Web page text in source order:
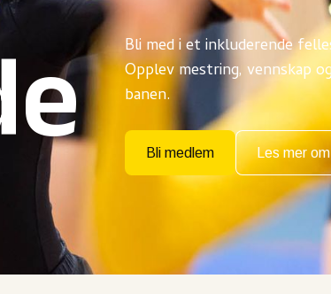
Bli med i et inkluderende
Opplev mestring, vennskap
banen.
Bli medlem Les mer